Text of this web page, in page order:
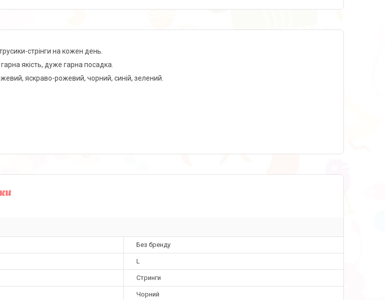
стрінги на кожен день.
якість, дуже гарна посадка.
яскраво-рожевий, чорний, синій, зелений.
Без бренду
L
Стринги
Чорний